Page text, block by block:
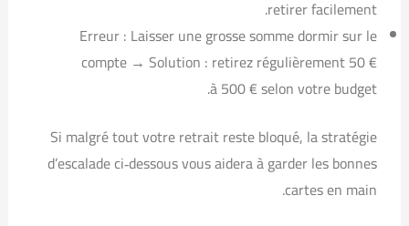
retirer facilement.
Erreur : Laisser une grosse somme dormir sur le
compte → Solution : retirez régulièrement 50 €
à 500 € selon votre budget.
Si malgré tout votre retrait reste bloqué, la stratégie
d’escalade ci‑dessous vous aidera à garder les bonnes
cartes en main.